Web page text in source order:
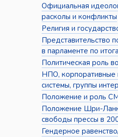
Официальная
расколы и конфликты
Религия и
Представительство
в парламенте по
Политическая роль
НПО, корпоративные
системы, группы
Положение и роль
Положение Шри-
свободы прессы в
Гендерное